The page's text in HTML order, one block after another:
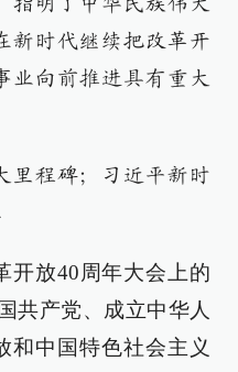
新时代继续把改革开
业向前推进具有重大
里程碑；习近平新时
开放40周年大会上的
共产党、成立中华人
和中国特色社会主义